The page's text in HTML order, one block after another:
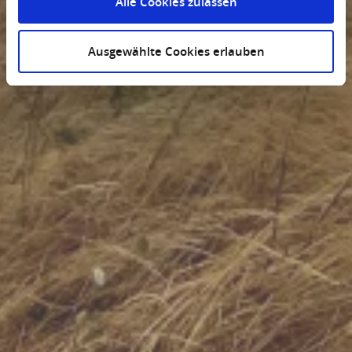
Ausgewählte Cookies erlauben